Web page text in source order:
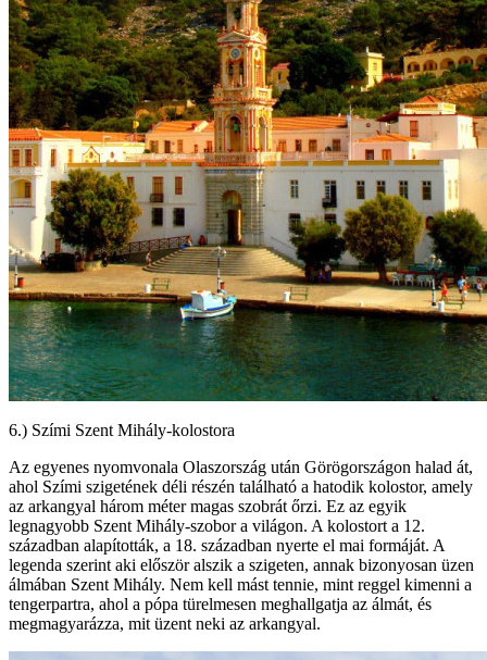
6.) Szími Szent Mihály-kolostora
Az egyenes nyomvonala Olaszország után Görögországon halad át,
ahol Szími szigetének déli részén található a hatodik kolostor, amely
az arkangyal három méter magas szobrát őrzi. Ez az egyik
legnagyobb Szent Mihály-szobor a világon. A kolostort a 12.
században alapították, a 18. században nyerte el mai formáját. A
legenda szerint aki először alszik a szigeten, annak bizonyosan üzen
álmában Szent Mihály. Nem kell mást tennie, mint reggel kimenni a
tengerpartra, ahol a pópa türelmesen meghallgatja az álmát, és
megmagyarázza, mit üzent neki az arkangyal.